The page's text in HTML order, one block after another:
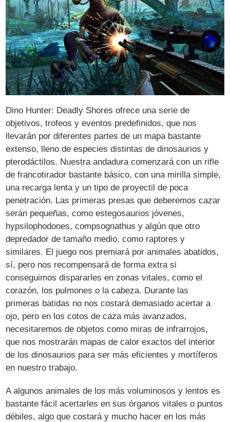
Dino Hunter: Deadly Shores ofrece una serie de
objetivos, trofeos y eventos predefinidos, que nos
llevarán por diferentes partes de un mapa bastante
extenso, lleno de especies distintas de dinosaurios y
pterodáctilos. Nuestra andadura comenzará con un rifle
de francotirador bastante básico, con una mirilla simple,
una recarga lenta y un tipo de proyectil de poca
penetración. Las primeras presas que deberemos cazar
serán pequeñas, como estegosaurios jóvenes,
hypsilophodones, compsognathus y algún que otro
depredador de tamaño medio, como raptores y
similares. El juego nos premiará por animales abatidos,
sí, pero nos recompensará de forma extra si
conseguimos dispararles en zonas vitales, como el
corazón, los pulmones o la cabeza. Durante las
primeras batidas no nos costará demasiado acertar a
ojo, pero en los cotos de caza más avanzados,
necesitaremos de objetos como miras de infrarrojos,
que nos mostrarán mapas de calor exactos del interior
de los dinosaurios para ser más eficientes y mortíferos
en nuestro trabajo.
A algunos animales de los más voluminosos y lentos es
bastante fácil acertarles en sus órganos vitales o puntos
débiles, algo que costará y mucho hacer en los más